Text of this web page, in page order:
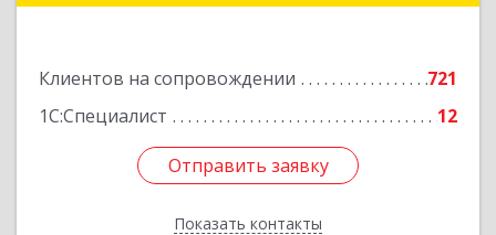
Клиентов на сопровождении
721
1С:Специалист
12
Отправить заявку
Показать контакты
Отправить заявку
Назад